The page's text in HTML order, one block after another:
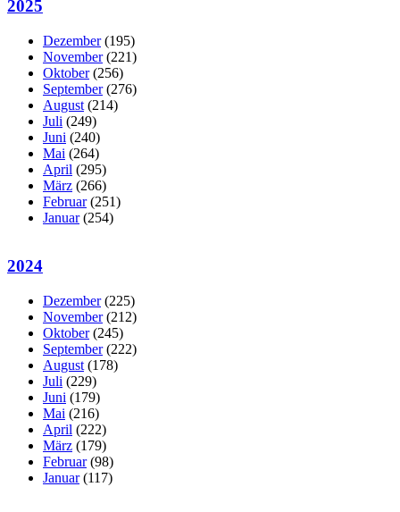
2025
Dezember (195)
November (221)
Oktober (256)
September (276)
August (214)
Juli (249)
Juni (240)
Mai (264)
April (295)
März (266)
Februar (251)
Januar (254)
2024
Dezember (225)
November (212)
Oktober (245)
September (222)
August (178)
Juli (229)
Juni (179)
Mai (216)
April (222)
März (179)
Februar (98)
Januar (117)